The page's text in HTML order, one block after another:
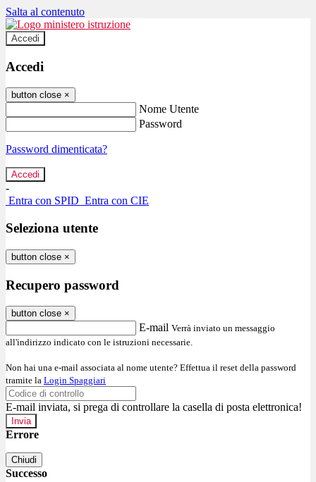
Salta al contenuto
Accedi
Accedi
button close ×
Nome Utente
Password
Password dimenticata?
-
Entra con SPID Entra con CIE
Seleziona utente
button close ×
Recupero password
button close ×
E-mail Verrà inviato un messaggio
all'indirizzo indicato con le istruzioni necessarie.
Non hai una e-mail associata al nome utente? Effettua il reset della password
tramite la Login Spaggiari
E-mail inviata, si prega di controllare la casella di posta elettronica!
Errore
Chiudi
Successo